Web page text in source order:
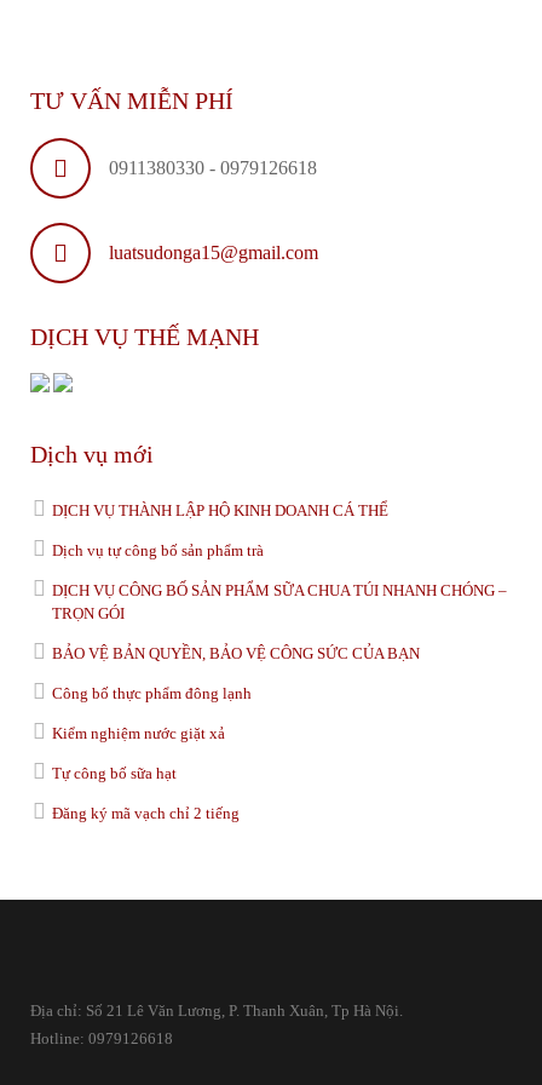
TƯ VẤN MIỄN PHÍ
0911380330 - 0979126618
luatsudonga15@gmail.com
DỊCH VỤ THẾ MẠNH
Dịch vụ mới
DỊCH VỤ THÀNH LẬP HỘ KINH DOANH CÁ THỂ
Dịch vụ tự công bố sản phẩm trà
DỊCH VỤ CÔNG BỐ SẢN PHẨM SỮA CHUA TÚI NHANH CHÓNG –
TRỌN GÓI
BẢO VỆ BẢN QUYỀN, BẢO VỆ CÔNG SỨC CỦA BẠN
Công bố thực phẩm đông lạnh
Kiểm nghiệm nước giặt xả
Tự công bố sữa hạt
Đăng ký mã vạch chỉ 2 tiếng
Địa chỉ: Số 21 Lê Văn Lương, P. Thanh Xuân, Tp Hà Nội.
Hotline: 0979126618